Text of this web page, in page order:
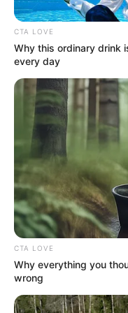
Composición /
¿Buscando camello?
vacantes, aplicar es
Por:Sophia
Abril 26, 2025
CTA LOVE
Why this ordinary drink
every day
CTA LOVE
Why everything you
wrong